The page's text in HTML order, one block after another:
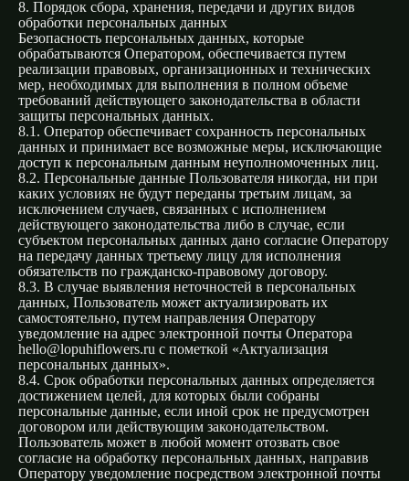
8. Порядок сбора, хранения, передачи и других видов
обработки персональных данных
Безопасность персональных данных, которые
обрабатываются Оператором, обеспечивается путем
реализации правовых, организационных и технических
мер, необходимых для выполнения в полном объеме
требований действующего законодательства в области
защиты персональных данных.
8.1. Оператор обеспечивает сохранность персональных
данных и принимает все возможные меры, исключающие
доступ к персональным данным неуполномоченных лиц.
8.2. Персональные данные Пользователя никогда, ни при
каких условиях не будут переданы третьим лицам, за
исключением случаев, связанных с исполнением
действующего законодательства либо в случае, если
субъектом персональных данных дано согласие Оператору
на передачу данных третьему лицу для исполнения
обязательств по гражданско-правовому договору.
8.3. В случае выявления неточностей в персональных
данных, Пользователь может актуализировать их
самостоятельно, путем направления Оператору
уведомление на адрес электронной почты Оператора
hello@lopuhiflowers.ru с пометкой «Актуализация
персональных данных».
8.4. Срок обработки персональных данных определяется
достижением целей, для которых были собраны
персональные данные, если иной срок не предусмотрен
договором или действующим законодательством.
Пользователь может в любой момент отозвать свое
согласие на обработку персональных данных, направив
Оператору уведомление посредством электронной почты